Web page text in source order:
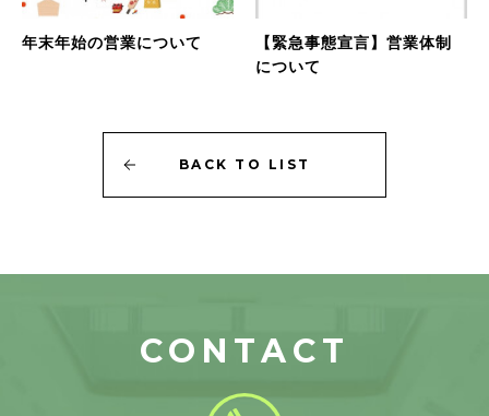
年末年始の営業について
BACK TO LIST
【緊急事態宣言】営業体制
について
CONTACT